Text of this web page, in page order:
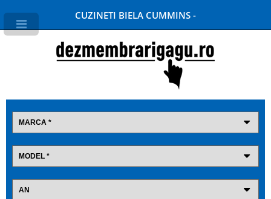
CUZINETI BIELA CUMMINS -